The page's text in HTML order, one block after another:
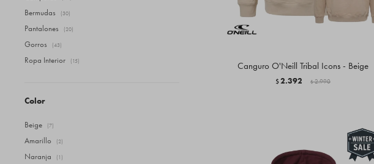
Canguro O'Neill Tribal Icons - Beige
$2.392 $ 2.990
Bermudas (30)
Pantalones (20)
Gorros (43)
Ropa Interior (15)
Color
Beige (7)
Amarillo (2)
Naranja (1)